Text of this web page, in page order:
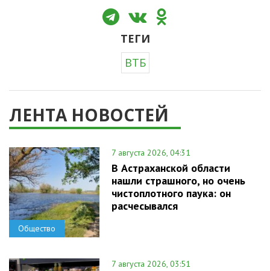
ТЕГИ
ВТБ
ЛЕНТА НОВОСТЕЙ
Общество
7 августа 2026, 04:31
В Астраханской области
нашли страшного, но очень
чистоплотного паука: он
расчесывался
7 августа 2026, 03:51